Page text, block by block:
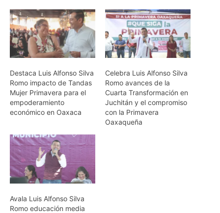
Destaca Luis Alfonso Silva
Romo impacto de Tandas
Mujer Primavera para el
empoderamiento
económico en Oaxaca
Celebra Luis Alfonso Silva
Romo avances de la
Cuarta Transformación en
Juchitán y el compromiso
con la Primavera
Oaxaqueña
Avala Luis Alfonso Silva
Romo educación media